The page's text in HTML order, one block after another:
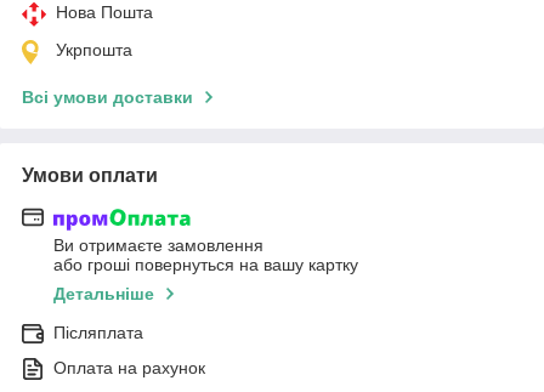
Нова Пошта
Укрпошта
Всі умови доставки
Умови оплати
Ви отримаєте замовлення
або гроші повернуться на вашу картку
Детальніше
Післяплата
Оплата на рахунок